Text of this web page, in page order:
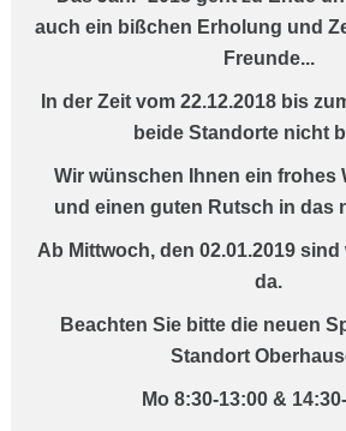
auch ein bißchen Erholung und
Freunde...
In der Zeit vom 22.12.2018 bis
beide Standorte nicht
Wir wünschen Ihnen ein frohes
und einen guten Rutsch in das
Ab Mittwoch, den 02.01.2019
da.
Beachten Sie bitte die neuen
Standort
Mo 8:30-13:00 &